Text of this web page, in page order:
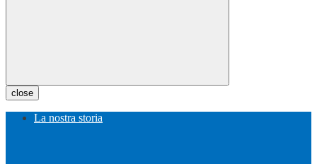
close
La nostra storia